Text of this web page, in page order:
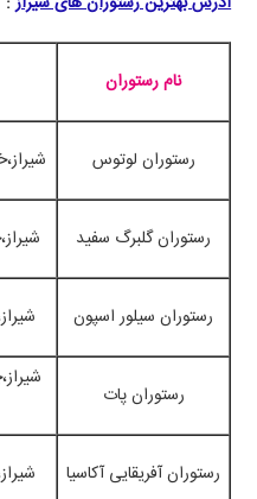
نام رستوران
رستوران لوتوس
رستوران گلبرگ سفید
رستوران سیلور اسپون
رستوران پات
رستوران آفریقایی آکاسیا